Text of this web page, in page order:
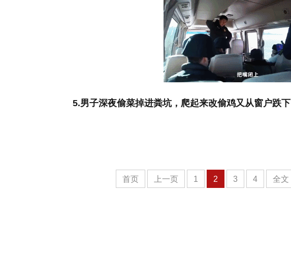
5.男子深夜偷菜掉进粪坑，爬起来改偷鸡又从窗户跌下
首页 上一页 1 2 3 4 全文